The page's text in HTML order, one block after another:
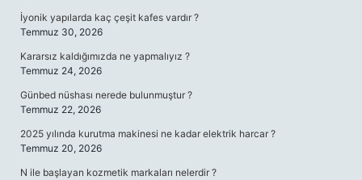
İyonik yapılarda kaç çeşit kafes vardır ?
Temmuz 30, 2026
Kararsız kaldığımızda ne yapmalıyız ?
Temmuz 24, 2026
Günbed nüshası nerede bulunmuştur ?
Temmuz 22, 2026
2025 yılında kurutma makinesi ne kadar elektrik harcar ?
Temmuz 20, 2026
N ile başlayan kozmetik markaları nelerdir ?